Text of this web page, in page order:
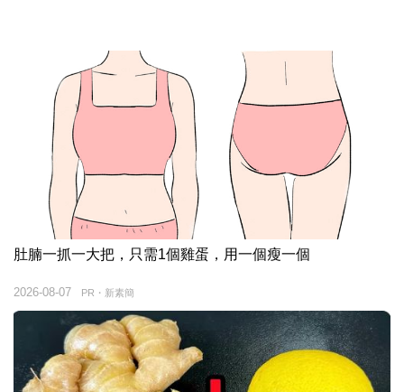
肚腩一抓一大把，只需1個雞蛋，用一個瘦一個
PR・新素簡
2026-08-07